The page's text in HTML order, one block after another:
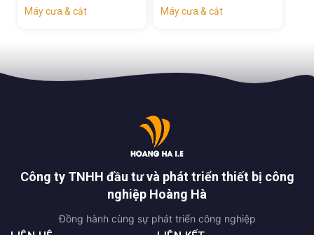
87384
Máy cưa & cắt Máy cưa & cắt
Công ty TNHH đầu tư và phát triển thiết bị công
nghiệp Hoàng Hà
Đồng hành cùng sự phát triển công nghiệp